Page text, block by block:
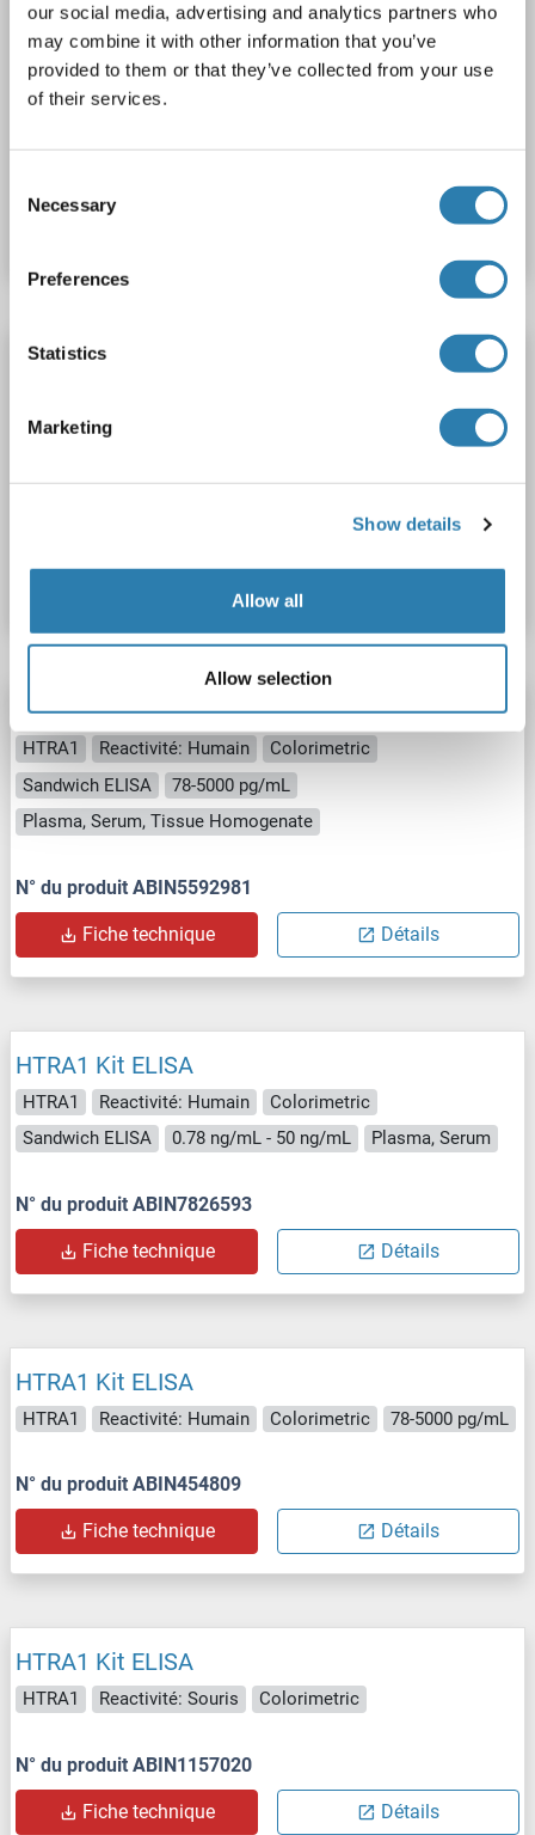
our social media, advertising and analytics partners who
may combine it with other information that you’ve
provided to them or that they’ve collected from your use
of their services.
Selection
Necessary
Preferences
Statistics
Marketing
Show details
Allow all
Allow selection
HTRA1 Kit ELISA
Sandwich ELISA
HTRA1 Kit ELISA
HTRA1 Reactivité: Humain
Colorimetric
Sandwich ELISA
78-5000 pg/mL
Plasma, Serum, Tissue Homogenate
N° du produit ABIN5592981
Fiche technique Détails
HTRA1 Kit ELISA
HTRA1 Reactivité: Humain
Colorimetric
Sandwich ELISA
0.78 ng/mL - 50 ng/mL Plasma, Serum
N° du produit ABIN7826593
Fiche technique Détails
HTRA1 Kit ELISA
HTRA1 Reactivité: Humain Colorimetric 78-5000 pg/mL
N° du produit ABIN454809
Fiche technique Détails
HTRA1 Kit ELISA
HTRA1 Reactivité: Souris Colorimetric
N° du produit ABIN1157020
Fiche technique Détails